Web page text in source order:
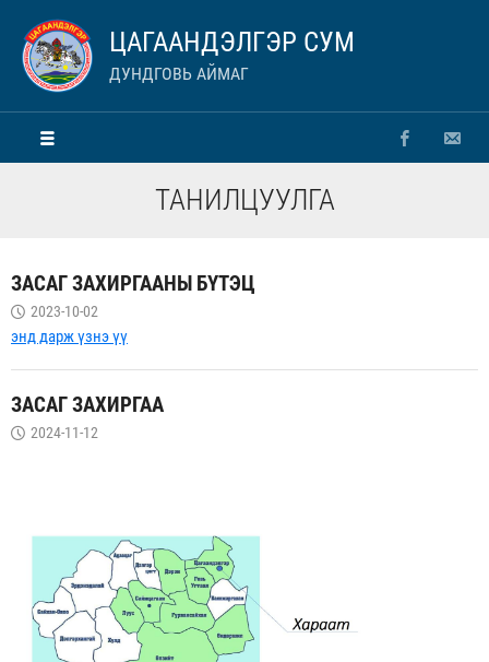
ЦАГААНДЭЛГЭР СУМ
ДУНДГОВЬ АЙМАГ
ТАНИЛЦУУЛГА
ЗАСАГ ЗАХИРГААНЫ БҮТЭЦ
2023-10-02
энд дарж үзнэ үү
ЗАСАГ ЗАХИРГАА
2024-11-12